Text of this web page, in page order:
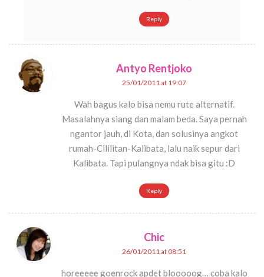
Reply
Antyo Rentjoko
25/01/2011 at 19:07
Wah bagus kalo bisa nemu rute alternatif.
Masalahnya siang dan malam beda. Saya pernah
ngantor jauh, di Kota, dan solusinya angkot
rumah-Cililitan-Kalibata, lalu naik sepur dari
Kalibata. Tapi pulangnya ndak bisa gitu :D
Reply
Chic
26/01/2011 at 08:51
horeeeee goenrock apdet blooooog… coba kalo